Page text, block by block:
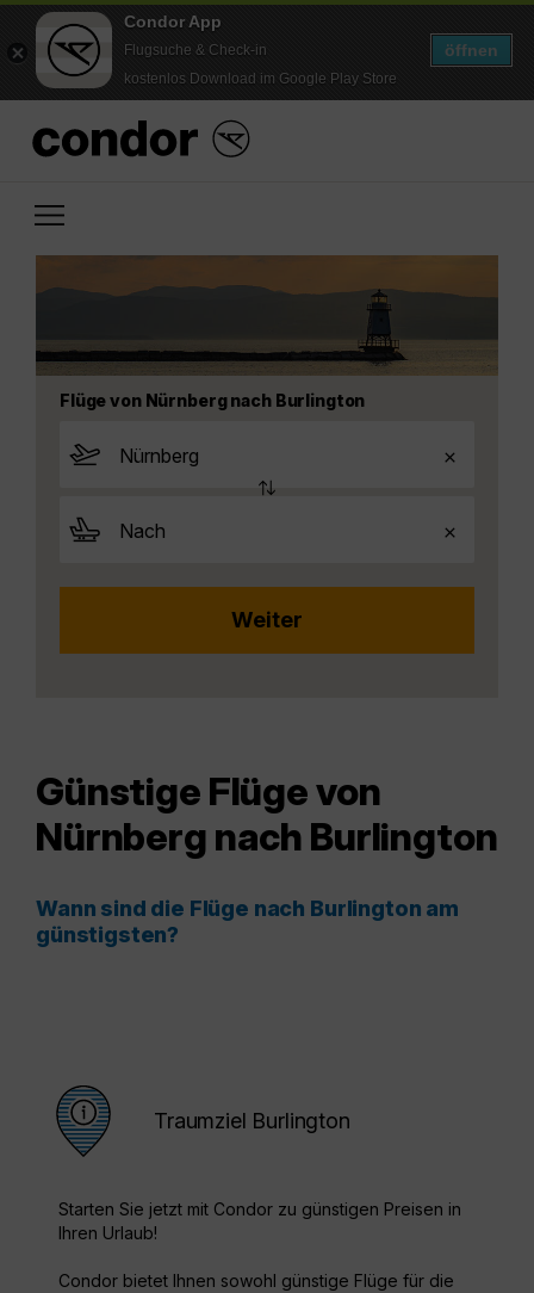
Condor App
Flugsuche & Check-in
kostenlos Download im Google Play Store
öffnen
Flüge von Nürnberg nach Burlington
Günstige Flüge von
Nürnberg nach Burlington
Wann sind die Flüge nach Burlington am
günstigsten?
Traumziel Burlington
Starten Sie jetzt mit Condor zu günstigen Preisen in
Ihren Urlaub!
Condor bietet Ihnen sowohl günstige Flüge für die